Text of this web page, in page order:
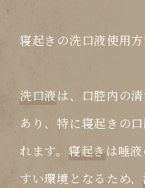
寝起きの洗口液使用
洗口液は、口腔内の
あり、特に寝起き の
れます。 寝起き は唾
すい環境となるため、